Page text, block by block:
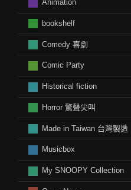
Animation
bookshelf
Comedy 喜劇
Comic Party
Historical fiction
Horror 驚聲尖叫
Made in Taiwan 台灣製造
Musicbox
My SNOOPY Collection